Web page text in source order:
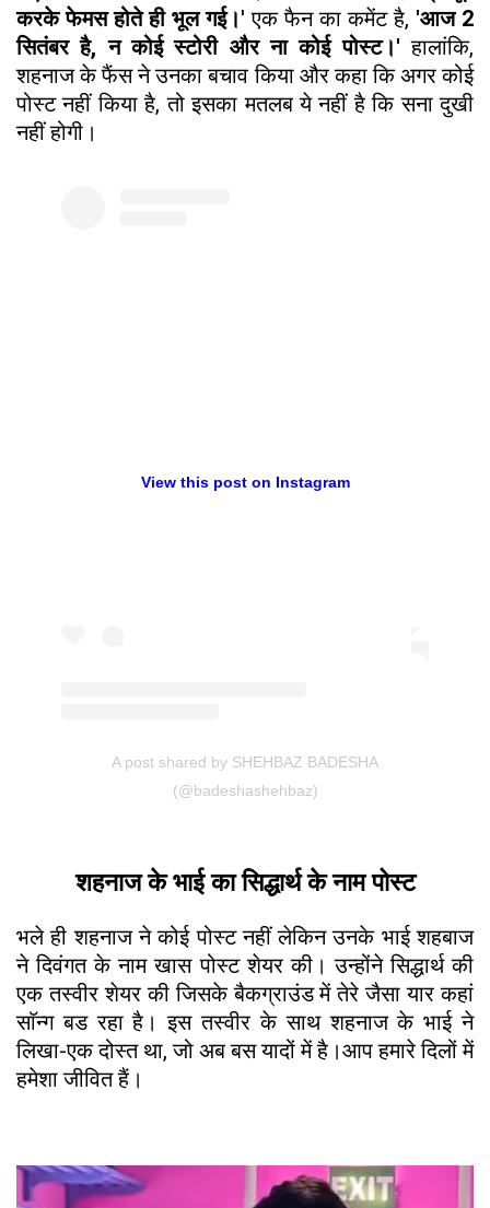
करके फेमस होते ही भूल गई।' एक फैन का कमेंट है, 'आज 2
सितंबर है, न कोई स्टोरी और ना कोई पोस्ट।' हालांकि,
शहनाज के फैंस ने उनका बचाव किया और कहा कि अगर कोई
पोस्ट नहीं किया है, तो इसका मतलब ये नहीं है कि सना दुखी
नहीं होगी।
View this post on Instagram
A post shared by SHEHBAZ BADESHA
(@badeshashehbaz)
शहनाज के भाई का सिद्धार्थ के नाम पोस्ट
भले ही शहनाज ने कोई पोस्ट नहीं लेकिन उनके भाई शहबाज
ने दिवंगत के नाम खास पोस्ट शेयर की। उन्होंने सिद्धार्थ की
एक तस्वीर शेयर की जिसके बैकग्राउंड में तेरे जैसा यार कहां
साॅन्ग बड रहा है। इस तस्वीर के साथ शहनाज के भाई ने
लिखा-एक दोस्त था, जो अब बस यादों में है।आप हमारे दिलों में
हमेशा जीवित हैं।